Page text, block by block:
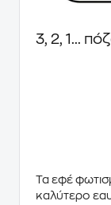
3, 2, 1...
Τα εφέ
καλύτερο